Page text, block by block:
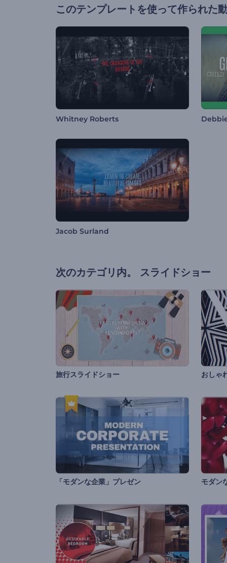
このテンプレートを使って作られた
Whitney Roberts
Jacob Surland
次のカテゴリ内。 スライドショー
旅行スライドショー おしゃ
「モダンな企業」プレゼン モダン